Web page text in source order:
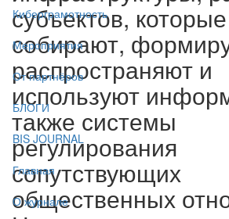
Киберграмотность
Мероприятия
От партнёров
БЛОГИ
BIS JOURNAL
Главная
О журнале
субъектов, которые
собирают,
распространяют и
используют
также системы
регулирования
сопутствующих
общественных